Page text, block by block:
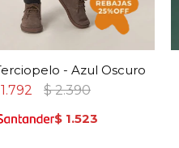
- Azul Oscuro
1.792 $ 2.390
$ 1.523